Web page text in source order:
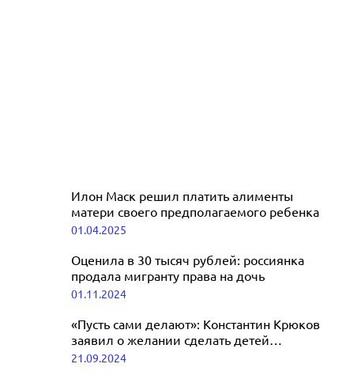
Илон Маск решил платить алименты
матери своего предполагаемого ребенка
01.04.2025
Оценила в 30 тысяч рублей: россиянка
продала мигранту права на дочь
01.11.2024
«Пусть сами делают»: Константин Крюков
заявил о желании сделать детей
самостоятельными
21.09.2024